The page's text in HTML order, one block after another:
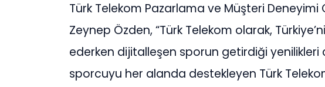
Türk Telekom Pazarlama ve Müşteri Deneyimi
Zeynep Özden, “Türk Telekom olarak,
ederken dijitalleşen sporun getirdiği yenilikleri
sporcuyu her alanda destekleyen Türk